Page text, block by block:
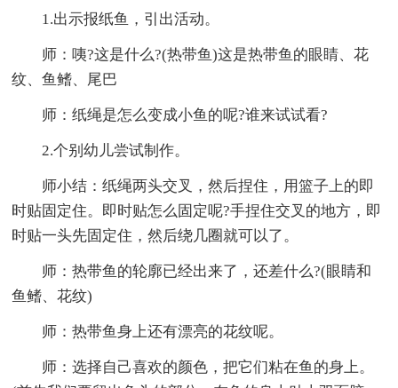
1.出示报纸鱼，引出活动。
师：咦?这是什么?(热带鱼)这是热带鱼的眼睛、花
纹、鱼鳍、尾巴
师：纸绳是怎么变成小鱼的呢?谁来试试看?
2.个别幼儿尝试制作。
师小结：纸绳两头交叉，然后捏住，用篮子上的即
时贴固定住。即时贴怎么固定呢?手捏住交叉的地方，即
时贴一头先固定住，然后绕几圈就可以了。
师：热带鱼的轮廓已经出来了，还差什么?(眼睛和
鱼鳍、花纹)
师：热带鱼身上还有漂亮的花纹呢。
师：选择自己喜欢的颜色，把它们粘在鱼的身上。